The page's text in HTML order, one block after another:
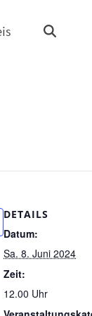
DETAILS
Datum:
Sa. 8. Juni 2024
Zeit:
12.00 Uhr